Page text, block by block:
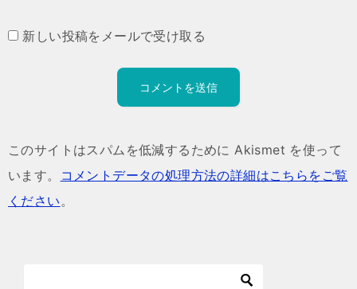
新しい投稿をメールで受け取る
このサイトはスパムを低減するために Akismet を使って
います。
コメントデータの処理方法の詳細はこちらをご覧
ください 。